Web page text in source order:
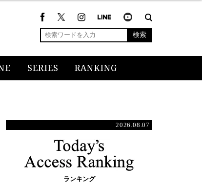
検索
SERIES RANKING
2026.08.07
ランキング